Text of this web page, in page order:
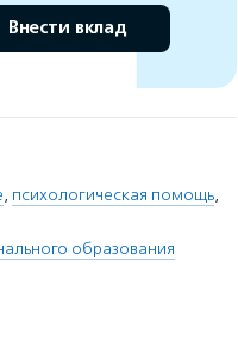
Внести вклад
, психологическая помощь,
образования